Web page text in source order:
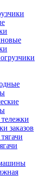
заказов